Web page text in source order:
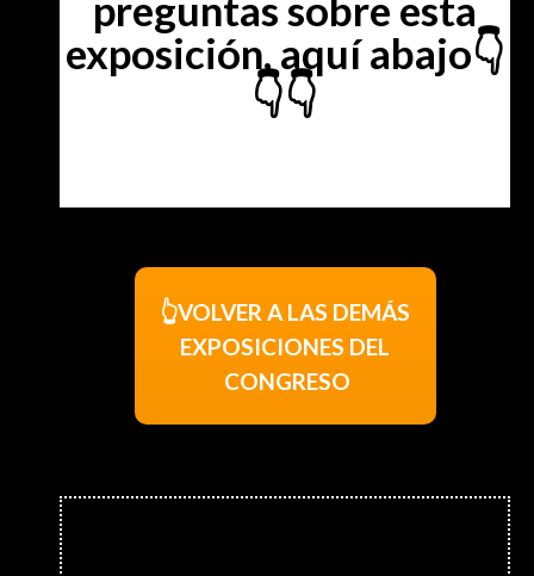
exposición, aquí abajo👇
👇👇
👆VOLVER A LAS DEMÁS
EXPOSICIONES DEL
CONGRESO